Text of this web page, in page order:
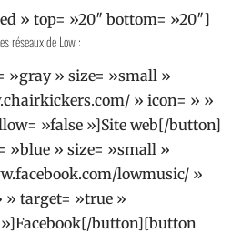
» top= »20″ bottom= »20″]
réseaux de Low :
»gray » size= »small »
» icon= » »
»false »]Site web[/button]
»blue » size= »small »
lowmusic/ »
» target= »true »
button][button